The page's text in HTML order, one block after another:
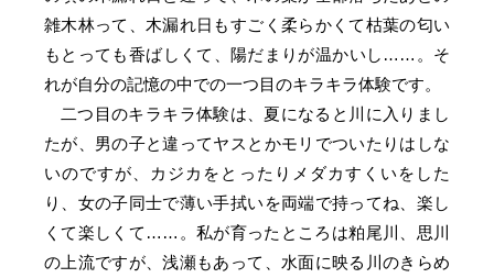
雑木林って、木漏れ日もすごく柔らかくて枯葉の匂い
もとっても香ばしくて、陽だまりが温かいし……。そ
れが自分の記憶の中での一つ目のキラキラ体験です。
二つ目のキラキラ体験は、夏になると川に入りまし
たが、男の子と違ってヤスとかモリでついたりはしな
いのですが、カジカをとったりメダカすくいをした
り、女の子同士で薄い手拭いを両端で持ってね、楽し
くて楽しくて……。私が育ったところは粕尾川、思川
の上流ですが、浅瀬もあって、水面に映る川のきらめ